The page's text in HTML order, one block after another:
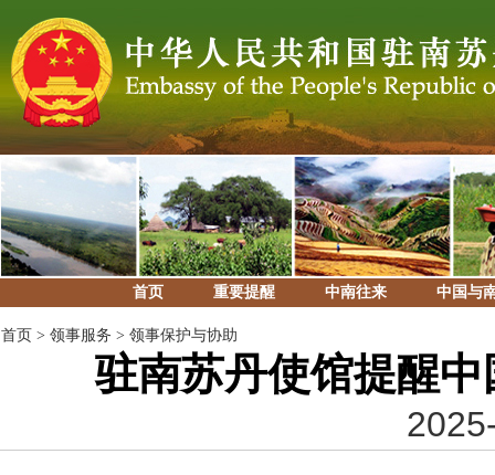
首页 重要提醒 中南往来 中国与
首页 > 领事服务 > 领事保护与协助
驻南苏丹使馆提醒